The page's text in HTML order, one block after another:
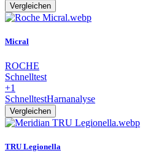
Vergleichen
Micral
ROCHE
Schnelltest
+1
SchnelltestHarnanalyse
Vergleichen
TRU Legionella